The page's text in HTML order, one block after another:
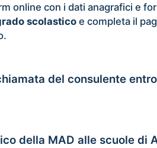
online con i dati anagrafici e
scolasticoe completa il
del consulente
della MAD alle scuole di